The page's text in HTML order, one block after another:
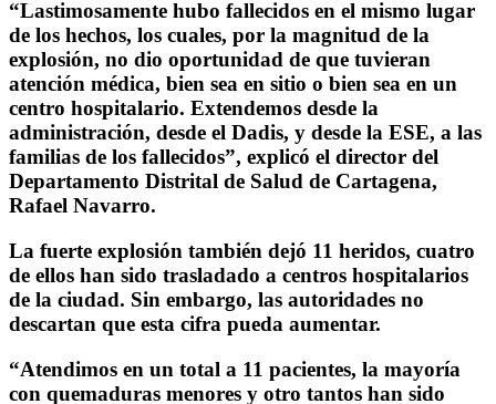
“Lastimosamente hubo fallecidos en el mismo lugar
de los hechos, los cuales, por la magnitud de la
explosión, no dio oportunidad de que tuvieran
atención médica, bien sea en sitio o bien sea en un
centro hospitalario. Extendemos desde la
administración, desde el Dadis, y desde la ESE, a las
familias de los fallecidos”, explicó el director del
Departamento Distrital de Salud de Cartagena,
Rafael Navarro.
La fuerte explosión también dejó 11 heridos, cuatro
de ellos han sido trasladado a centros hospitalarios
de la ciudad. Sin embargo, las autoridades no
descartan que esta cifra pueda aumentar.
“Atendimos en un total a 11 pacientes, la mayoría
con quemaduras menores y otro tantos han sido